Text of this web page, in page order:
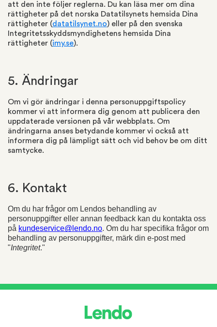
att den inte följer reglerna. Du kan läsa mer om dina
rättigheter på det norska Datatilsynets hemsida Dina
rättigheter (datatilsynet.no) eller på den svenska
Integritetsskyddsmyndighetens hemsida Dina
rättigheter (imy.se).
5. Ändringar
Om vi ​​gör ändringar i denna personuppgiftspolicy
kommer vi att informera dig genom att publicera den
uppdaterade versionen på vår webbplats. Om
ändringarna anses betydande kommer vi också att
informera dig på lämpligt sätt och vid behov be om ditt
samtycke.
6. Kontakt
Om du har frågor om Lendos behandling av
personuppgifter eller annan feedback kan du kontakta oss
på kundeservice@lendo.no. Om du har specifika frågor om
behandling av personuppgifter, märk din e-post med
"Integritet."